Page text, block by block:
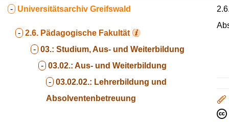
- Universitätsarchiv Greifswald
- 2.6. Pädagogische Fakultät
- 03.: Studium, Aus- und Weiterbildung
- 03.02.: Aus- und Weiterbildung
- 03.02.02.: Lehrerbildung und
Absolventenbetreuung